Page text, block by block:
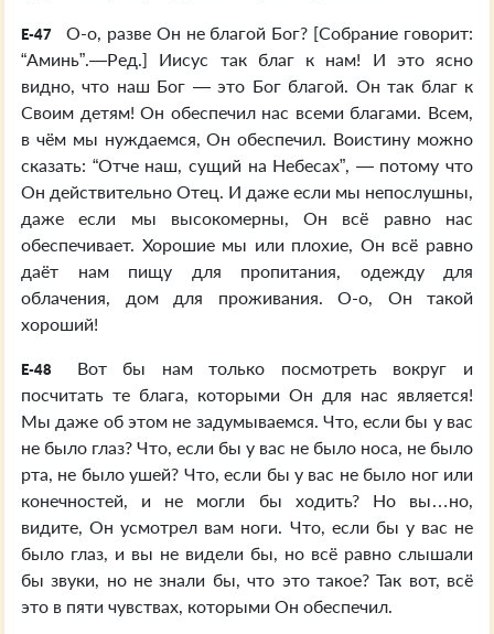
E-47
О-о, разве Он не благой Бог? [Собрание говорит:
“Аминь”.—Ред.] Иисус так благ к нам! И это ясно
видно, что наш Бог — это Бог благой. Он так благ к
Своим детям! Он обеспечил нас всеми благами. Всем,
в чём мы нуждаемся, Он обеспечил. Воистину можно
сказать: “Отче наш, сущий на Небесах”, — потому что
Он действительно Отец. И даже если мы непослушны,
даже если мы высокомерны, Он всё равно нас
обеспечивает. Хорошие мы или плохие, Он всё равно
даёт нам пищу для пропитания, одежду для
облачения, дом для проживания. О-о, Он такой
хороший!
E-48
Вот бы нам только посмотреть вокруг и
посчитать те блага, которыми Он для нас является!
Мы даже об этом не задумываемся. Что, если бы у вас
не было глаз? Что, если бы у вас не было носа, не было
рта, не было ушей? Что, если бы у вас не было ног или
конечностей, и не могли бы ходить? Но вы…но,
видите, Он усмотрел вам ноги. Что, если бы у вас не
было глаз, и вы не видели бы, но всё равно слышали
бы звуки, но не знали бы, что это такое? Так вот, всё
это в пяти чувствах, которыми Он обеспечил.